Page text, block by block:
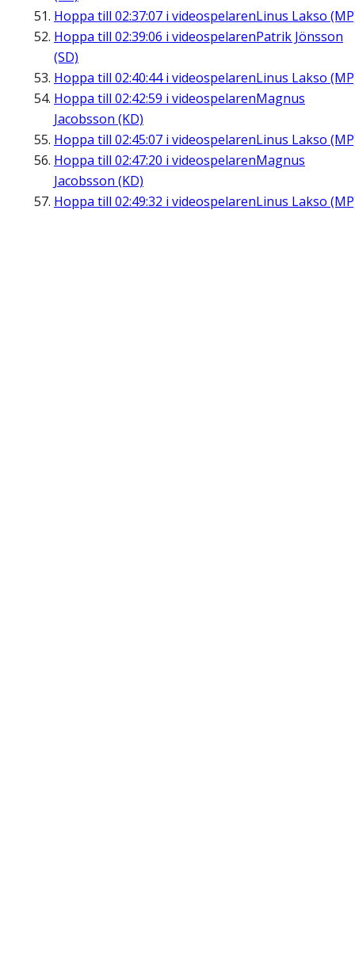
Hoppa till 02:37:07 i videospelarenLinus Lakso
Hoppa till 02:39:06 i videospelarenPatrik Jönsson
(SD)
Hoppa till 02:40:44i videospelarenLinus Lakso
Hoppa till 02:42:59 i videospelarenMagnus
Jacobsson (KD)
Hoppa till 02:45:07 i videospelarenLinus Lakso
Hoppa till 02:47:20 i videospelarenMagnus
Jacobsson (KD)
Hoppa till 02:49:32 i videospelarenLinus Lakso